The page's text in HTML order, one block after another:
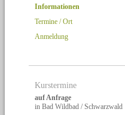
Informationen
Termine / Ort
Anmeldung
Kurstermine
auf Anfrage
in Bad Wildbad / Schwarzwald